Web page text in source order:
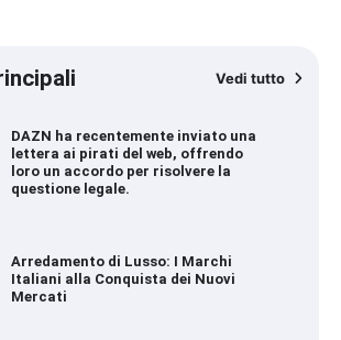
Vedi tutto
DAZN ha recentemente inviato una
lettera ai pirati del web, offrendo
loro un accordo per risolvere la
questione legale.
Arredamento di Lusso: I Marchi
Italiani alla Conquista dei Nuovi
Mercati